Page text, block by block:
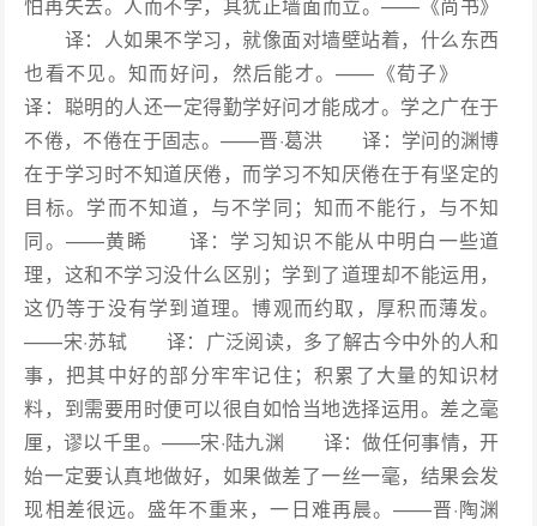
译：人如果不学习，就像面对墙壁站着，什么东西
也看不见。知而好问，然后能才。——《荀子》
译：聪明的人还一定得勤学好问才能成才。学之广在于
不倦，不倦在于固志。——晋·葛洪 译：学问的渊博
在于学习时不知道厌倦，而学习不知厌倦在于有坚定的
目标。学而不知道，与不学同；知而不能行，与不知
同。——黄睎 译：学习知识不能从中明白一些道
理，这和不学习没什么区别；学到了道理却不能运用，
这仍等于没有学到道理。博观而约取，厚积而薄发。
——宋·苏轼 译：广泛阅读，多了解古今中外的人和
事，把其中好的部分牢牢记住；积累了大量的知识材
料，到需要用时便可以很自如恰当地选择运用。差之毫
厘，谬以千里。——宋·陆九渊 译：做任何事情，开
始一定要认真地做好，如果做差了一丝一毫，结果会发
现相差很远。盛年不重来，一日难再晨。——晋·陶渊